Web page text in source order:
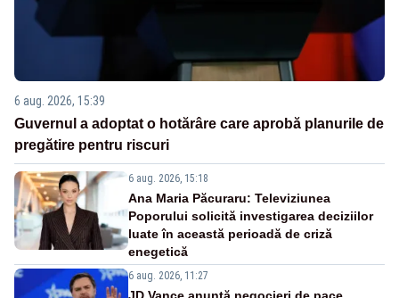
6 aug. 2026, 15:39
Guvernul a adoptat o hotărâre care aprobă planurile de
pregătire pentru riscuri
6 aug. 2026, 15:18
Ana Maria Păcuraru: Televiziunea
Poporului solicită investigarea deciziilor
luate în această perioadă de criză
enegetică
6 aug. 2026, 11:27